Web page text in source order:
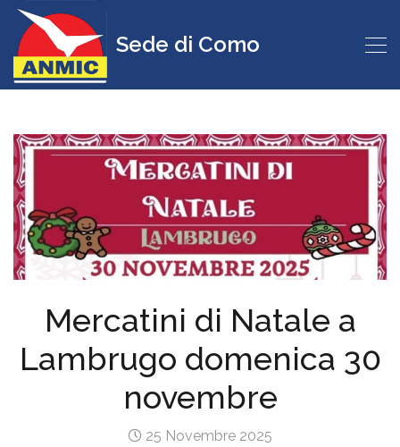
Sede di Como
Mercatini di Natale a
Lambrugo domenica 30
novembre
25 Novembre 2025